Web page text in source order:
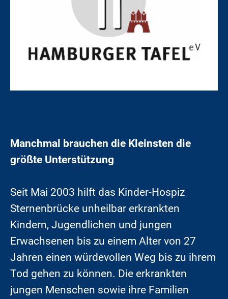
Manchmal brauchen die Kleinsten die
größte Unterstützung
Seit Mai 2003 hilft das Kinder-Hospiz
Sternenbrücke unheilbar erkrankten
Kindern, Jugendlichen und jungen
Erwachsenen bis zu einem Alter von 27
Jahren einen würdevollen Weg bis zu ihrem
Tod gehen zu können. Die erkrankten
jungen Menschen sowie ihre Familien